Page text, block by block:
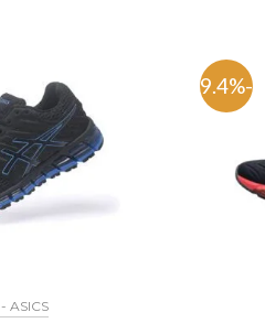
ASICS - אסיקס
-49.4%